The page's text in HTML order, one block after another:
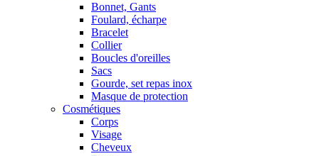
Bonnet, Gants
Foulard, écharpe
Bracelet
Collier
Boucles d'oreilles
Sacs
Gourde, set repas inox
Masque de protection
Cosmétiques
Corps
Visage
Cheveux